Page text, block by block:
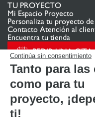
Continúa sin consentimiento
Tanto para las
como para tu
proyecto,
ti!
TU PROYECTO
Mi Espacio Proyecto
Personaliza tu proyecto
Contacto Atención al
Encuentra tu tienda
PEDIR UNA CITA
ENLACES ÚTILES
Promociones
Guías de instalación y
Descarga nuestro